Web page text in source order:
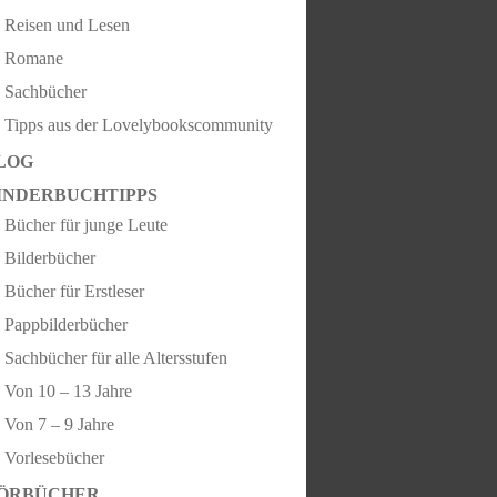
Reisen und Lesen
Romane
Sachbücher
Tipps aus der Lovelybookscommunity
Bücher für junge Leute
Bilderbücher
Bücher für Erstleser
Pappbilderbücher
Sachbücher für alle Altersstufen
Von 10 – 13 Jahre
Von 7 – 9 Jahre
Vorlesebücher